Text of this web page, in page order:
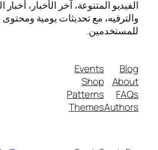
الفيديو المتنوعة، آخر الأخبار، أخبار
والترفيه، مع تحديثات يومية
للمستخدمين.
Blog
About
FAQs
Authors
Events
Shop
Patterns
Themes